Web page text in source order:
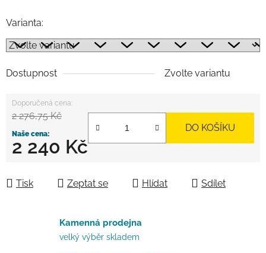
Varianta:
Dostupnost Zvolte variantu
2 276,75 Kč
2 240 Kč
DO KOŠÍKU
Tisk Zeptat se Hlídat Sdílet
Kamenná prodejna
velký výběr skladem